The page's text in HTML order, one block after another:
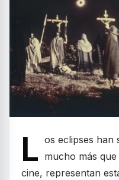
L os eclipses han
mucho más
cine, representan